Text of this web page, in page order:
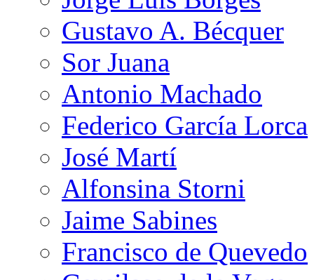
Gustavo A. Bécquer
Sor Juana
Antonio Machado
Federico García Lorca
José Martí
Alfonsina Storni
Jaime Sabines
Francisco de Quevedo